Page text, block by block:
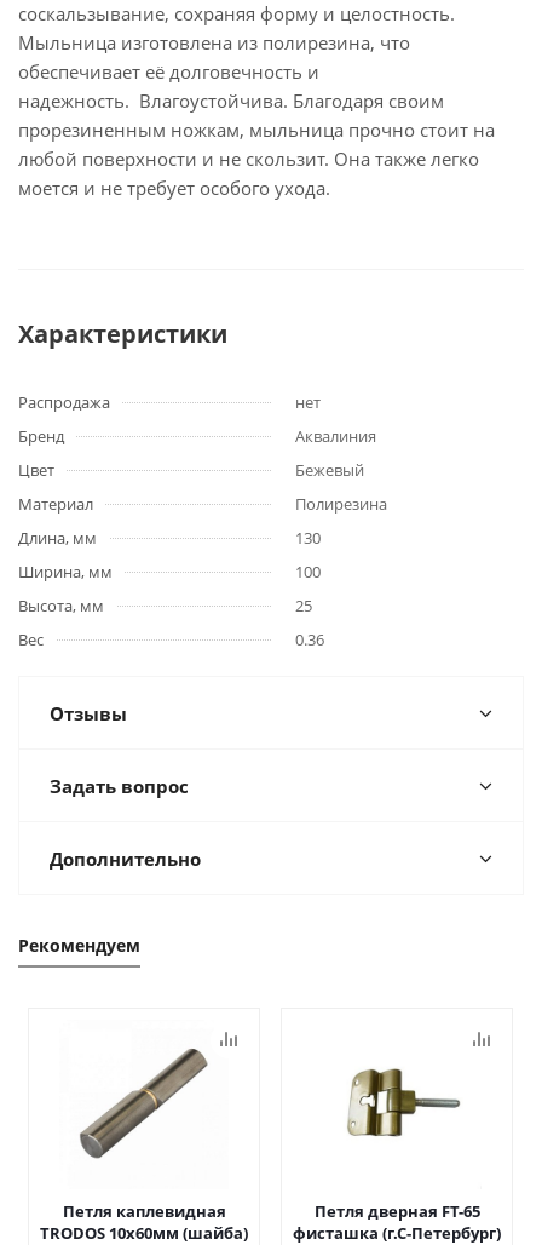
соскальзывание, сохраняя форму и целостность.
Мыльница изготовлена из полирезина, что
обеспечивает её долговечность и
надежность. Влагоустойчива. Благодаря своим
прорезиненным ножкам, мыльница прочно стоит на
любой поверхности и не скользит. Она также легко
моется и не требует особого ухода.
Характеристики
Распродажа
нет
Бренд
Аквалиния
Цвет
Бежевый
Материал
Полирезина
Длина, мм
130
Ширина, мм
100
Высота, мм
25
Вес
0.36
Отзывы
Задать вопрос
Дополнительно
Рекомендуем
Петля каплевидная
TRODOS 10х60мм (шайба)
Петля дверная FT-65
фисташка (г.С-Петербург)